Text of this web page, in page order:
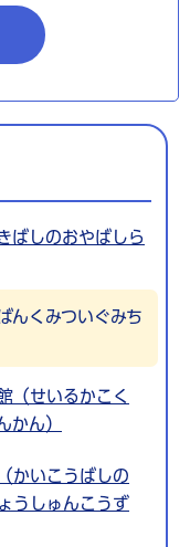
ばしのおやばしら
んくみついぐみち
（せいるかこく
かん）
かいこうばしの
うしゅんこうず